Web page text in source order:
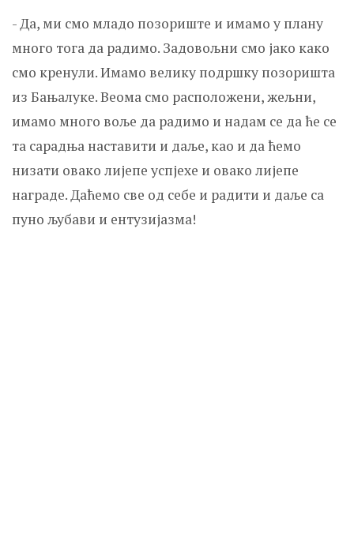
- Да, ми смо младо позориште и имамо у плану
много тога да радимо. Задовољни смо јако како
смо кренули. Имамо велику подршку позоришта
из Бањалуке. Веома смо расположени, жељни,
имамо много воље да радимо и надам се да ће се
та сарадња наставити и даље, као и да ћемо
низати овако лијепе успјехе и овако лијепе
награде. Даћемо све од себе и радити и даље са
пуно љубави и ентузијазма!